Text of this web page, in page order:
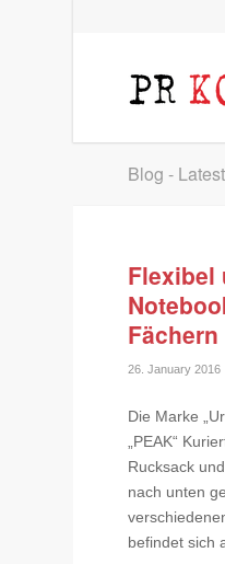
Blog -
Flexibel
26. January 2016
Die Marke
„PEAK“
Rucksack
nach unten
befindet sich